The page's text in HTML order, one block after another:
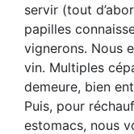
servir (tout
papilles
vignerons. Nous
vin. Multiples
demeure, bien
Puis, pour
estomacs, nous